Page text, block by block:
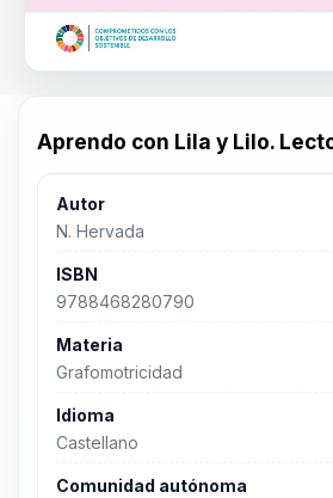
Aprendo con Lila y Lilo.
Autor
N. Hervada
ISBN
9788468280790
Materia
Grafomotricidad
Idioma
Castellano
Comunidad autónoma